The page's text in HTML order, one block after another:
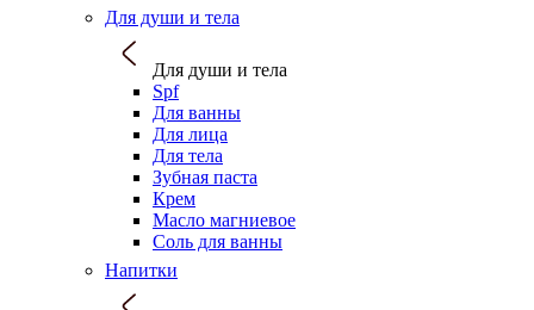
Для души и тела
Для души и тела
Spf
Для ванны
Для лица
Для тела
Зубная паста
Крем
Масло магниевое
Соль для ванны
Напитки